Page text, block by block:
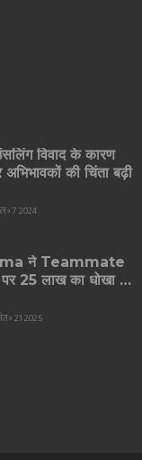
विवाद के कारण
की चिंता बढ़ी
7 2024
ने Teammate
25 लाख का धोखा और
21 2025